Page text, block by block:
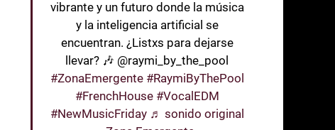
vibrante y un futuro donde la música
y la inteligencia artificial se
encuentran. ¿Listxs para dejarse
llevar? 🎶 @raymi_by_the_pool
#ZonaEmergente #RaymiByThePool
#FrenchHouse #VocalEDM
#NewMusicFriday ♬ sonido original